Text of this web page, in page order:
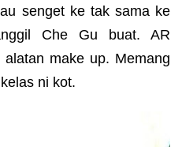
senget ke tak sama ke
Che Gu buat. AR
make up. Memang
ni kot.